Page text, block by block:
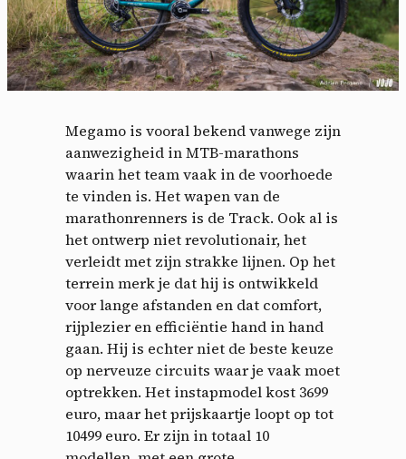
Megamo is vooral bekend vanwege zijn
aanwezigheid in MTB-marathons
waarin het team vaak in de voorhoede
te vinden is. Het wapen van de
marathonrenners is de Track. Ook al is
het ontwerp niet revolutionair, het
verleidt met zijn strakke lijnen. Op het
terrein merk je dat hij is ontwikkeld
voor lange afstanden en dat comfort,
rijplezier en efficiëntie hand in hand
gaan. Hij is echter niet de beste keuze
op nerveuze circuits waar je vaak moet
optrekken. Het instapmodel kost 3699
euro, maar het prijskaartje loopt op tot
10499 euro. Er zijn in totaal 10
Cookies management
panel
By allowing these third party services, you accept their
cookies and the use of tracking technologies necessary for
their proper functioning.
Privacy policy
Allow all cookies Deny all cookies
Videos
Video sharing services help to add rich media on the